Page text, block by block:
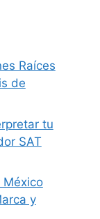
Raíces
de
tu
SAT
México
y